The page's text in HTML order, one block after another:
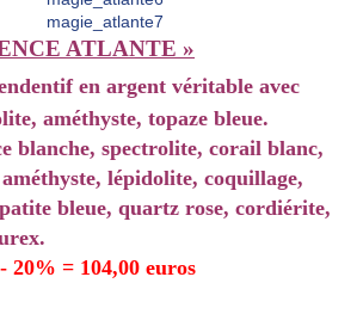
ATLANTE »
en argent véritable avec
améthyste, topaze bleue.
blanche, spectrolite, corail blanc,
lépidolite, coquillage,
bleue, quartz rose, cordiérite,
- 20% = 104,00 euros